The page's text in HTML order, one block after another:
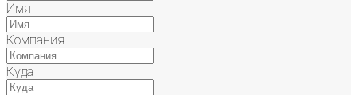
Имя
Компания
Куда